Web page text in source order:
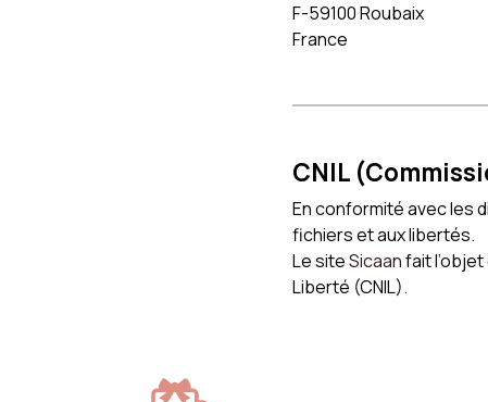
F-59100 Roubaix
France
CNIL
En conformité avec les
fichiers et aux libertés.
Le siteSicaanfait
Liberté (CNIL).